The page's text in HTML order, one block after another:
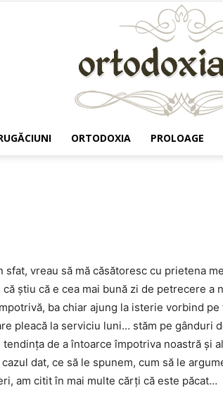
ORTODOXIA PROLOAGE
vreau să mă căsătoresc cu prietena
știu că e cea mai bună zi de petrecere a
ba chiar ajung la isterie vorbind pe
pleacă la serviciu luni… stăm pe gânduri
de a întoarce împotriva noastră și
dat, ce să le spunem, cum să le
am citit în mai multe cărți că este păcat…